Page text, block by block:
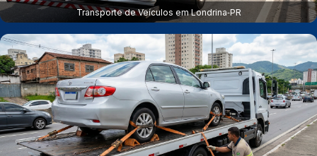
Transporte de Veículos em Londrina‑PR